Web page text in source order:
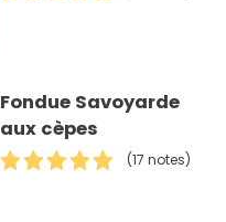
Fondue Savoyarde
aux cèpes
(17 notes)